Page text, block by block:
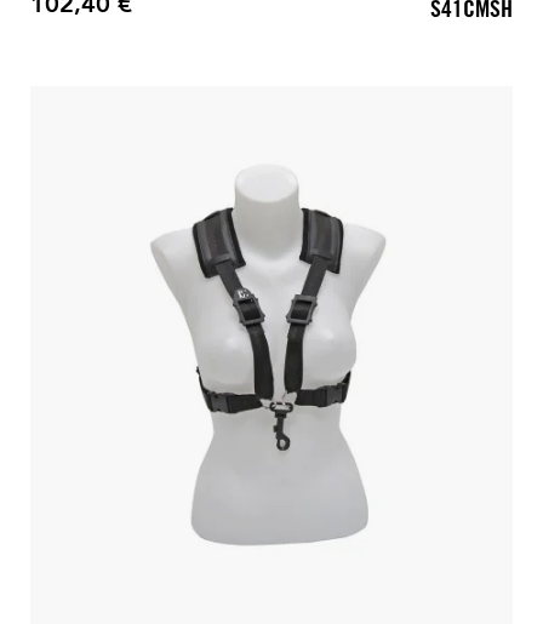
Precio S41CMSH